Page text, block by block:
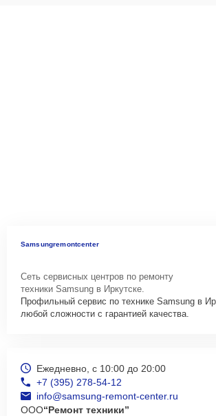
Samsungremontcenter
Сеть сервисных центров по ремонту
техники Samsung в Иркутске.
Профильный сервис по технике Samsung в
любой сложности с гарантией качества.
Ежедневно, с 10:00 до 20:00
+7 (395) 278-54-12
info@samsung-remont-center.ru
ООО“Ремонт техники”